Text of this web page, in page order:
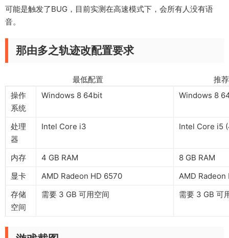
可能是触发了BUG，目前实测在高速模式下，会所有人没有语
音。
那由多之轨迹改配置要求
最低配置 推荐配
操作
系统
Windows 8 64bit Windows 8
处理
器
Intel Core i3 Intel Core i5
内存 4 GB RAM
8 GB RAM
显卡
AMD Radeon HD 6570
AMD
存储
空间
需要 3 GB 可用空间 需要 3 GB 可